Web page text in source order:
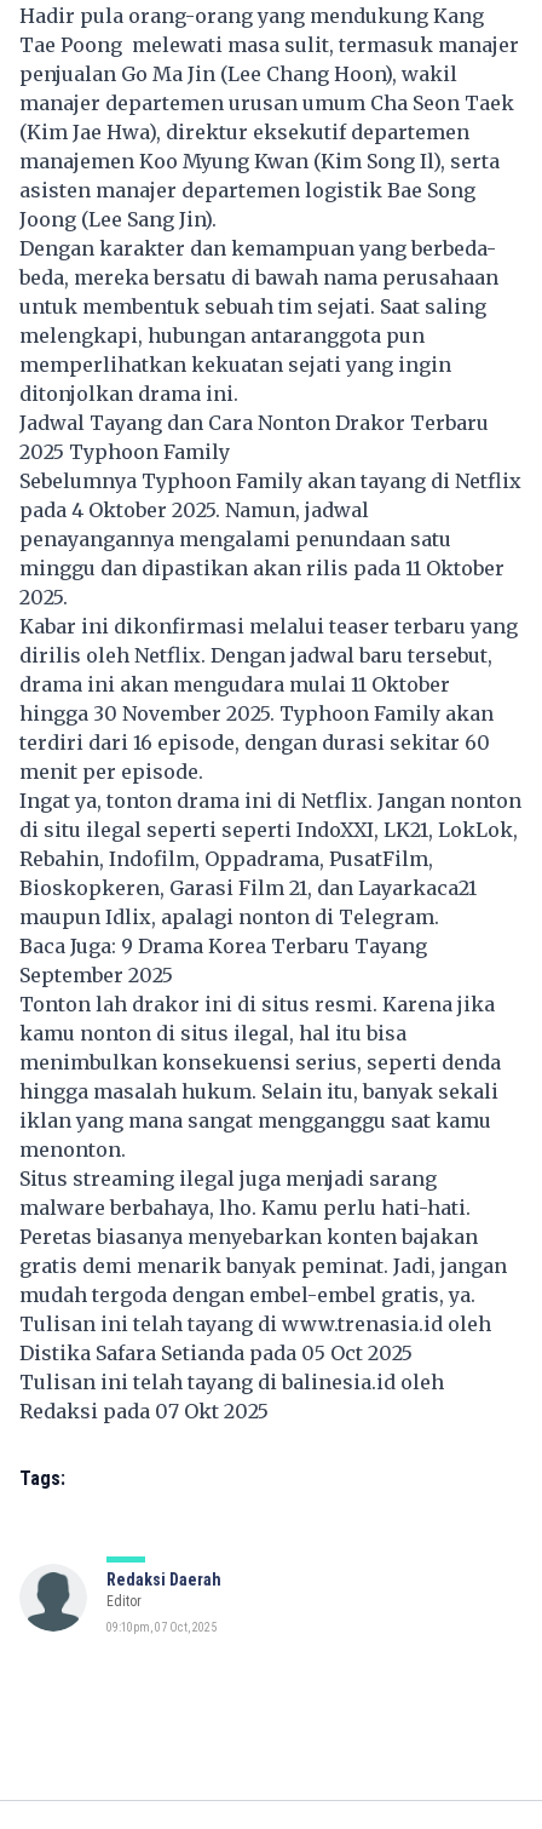
Hadir pula orang-orang yang mendukung Kang
Tae Poong melewati masa sulit, termasuk manajer
penjualan Go Ma Jin (Lee Chang Hoon), wakil
manajer departemen urusan umum Cha Seon Taek
(Kim Jae Hwa), direktur eksekutif departemen
manajemen Koo Myung Kwan (Kim Song Il), serta
asisten manajer departemen logistik Bae Song
Joong (Lee Sang Jin).
Dengan karakter dan kemampuan yang berbeda-
beda, mereka bersatu di bawah nama perusahaan
untuk membentuk sebuah tim sejati. Saat saling
melengkapi, hubungan antaranggota pun
memperlihatkan kekuatan sejati yang ingin
ditonjolkan drama ini.
Jadwal Tayang dan Cara Nonton Drakor Terbaru
2025 Typhoon Family
Sebelumnya Typhoon Family akan tayang di Netflix
pada 4 Oktober 2025. Namun, jadwal
penayangannya mengalami penundaan satu
minggu dan dipastikan akan rilis pada 11 Oktober
2025.
Kabar ini dikonfirmasi melalui teaser terbaru yang
dirilis oleh Netflix. Dengan jadwal baru tersebut,
drama ini akan mengudara mulai 11 Oktober
hingga 30 November 2025. Typhoon Family akan
terdiri dari 16 episode, dengan durasi sekitar 60
menit per episode.
Ingat ya, tonton drama ini di Netflix. Jangan nonton
di situ ilegal seperti seperti IndoXXI, LK21, LokLok,
Rebahin, Indofilm, Oppadrama, PusatFilm,
Bioskopkeren, Garasi Film 21, dan Layarkaca21
maupun Idlix, apalagi nonton di Telegram.
Baca Juga: 9 Drama Korea Terbaru Tayang
September 2025
Tonton lah drakor ini di situs resmi. Karena jika
kamu nonton di situs ilegal, hal itu bisa
menimbulkan konsekuensi serius, seperti denda
hingga masalah hukum. Selain itu, banyak sekali
iklan yang mana sangat mengganggu saat kamu
menonton.
Situs streaming ilegal juga menjadi sarang
malware berbahaya, lho. Kamu perlu hati-hati.
Peretas biasanya menyebarkan konten bajakan
gratis demi menarik banyak peminat. Jadi, jangan
mudah tergoda dengan embel-embel gratis, ya.
Tulisan ini telah tayang di www.trenasia.id oleh
Distika Safara Setianda pada 05 Oct 2025
Tulisan ini telah tayang dibalinesia.id oleh
Redaksi pada 07 Okt 2025
Tags:
Redaksi Daerah
Editor
09:10pm, 07 Oct, 2025